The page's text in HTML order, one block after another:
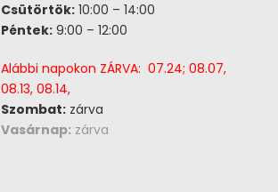
Csütörtök: 10:00 – 14:00
Péntek: 9:00 – 12:00
Alábbi napokon ZÁRVA: 07.24; 08.07,
08.13, 08.14,
Szombat: zárva
Vasárnap: zárva